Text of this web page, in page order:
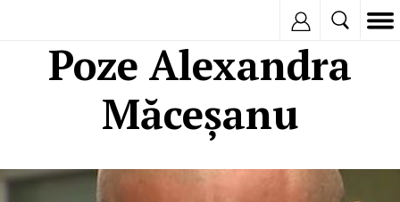
Poze Alexandra
Măceșanu